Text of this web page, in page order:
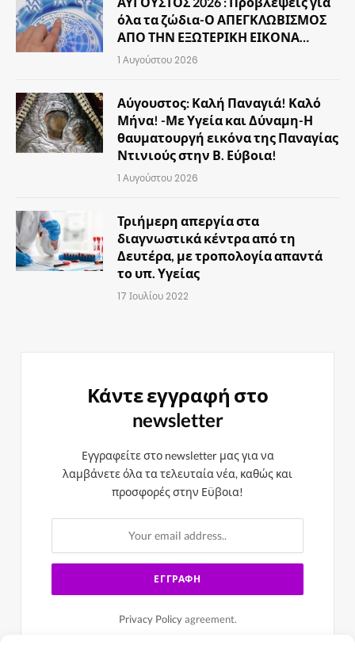
όλα τα ζώδια-Ο ΑΠΕΓΚΛΩΒΙΣΜΟΣ
ΑΠΟ ΤΗΝ ΕΞΩΤΕΡΙΚΗ ΕΙΚΟΝΑ…
1 Αυγούστου 2026
Αύγουστος: Καλή Παναγιά! Καλό
Μήνα! -Με Υγεία και Δύναμη-Η
θαυματουργή εικόνα της Παναγίας
Ντινιούς στην Β. Εύβοια!
1 Αυγούστου 2026
Τριήμερη απεργία στα
διαγνωστικά κέντρα από τη
Δευτέρα, με τροπολογία απαντά
το υπ. Υγείας
17 Ιουλίου 2022
Κάντε εγγραφή στο
newsletter
Εγγραφείτε στο newsletter μας για να
λαμβάνετε όλα τα τελευταία νέα, καθώς και
προσφορές στην Εϋβοια!
Privacy Policyagreement.